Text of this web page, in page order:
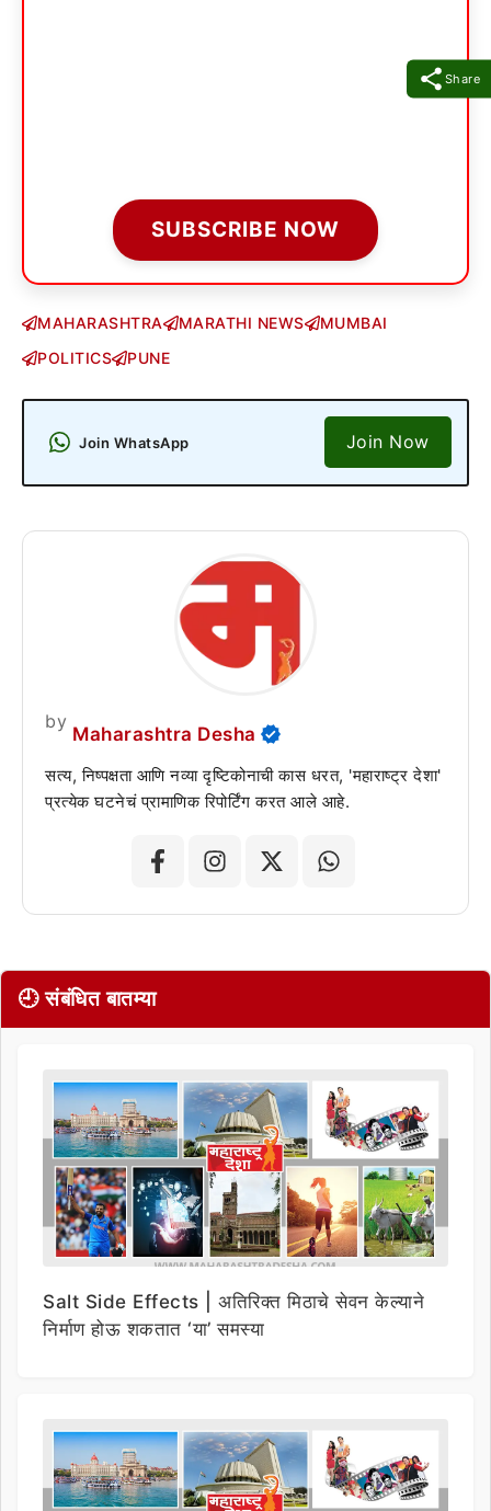
Share
SUBSCRIBE NOW
MAHARASHTRA MARATHI NEWS
MUMBAI
POLITICS
PUNE
Join WhatsApp Join Now
by
Maharashtra Desha
सत्य, निष्पक्षता आणि नव्या दृष्टिकोनाची कास धरत, 'महाराष्ट्र देशा'
प्रत्येक घटनेचं प्रामाणिक रिपोर्टिंग करत आले आहे.
🕘 संबंधित बातम्या
Salt Side Effects | अतिरिक्त मिठाचे सेवन केल्याने
निर्माण होऊ शकतात ‘या’ समस्या